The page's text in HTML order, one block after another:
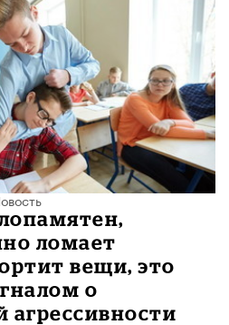
ломает
вещи, это
о
агрессивности